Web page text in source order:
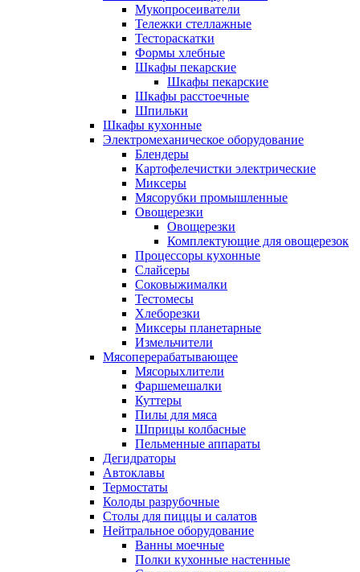
Мукопросеиватели
Тележки стеллажные
Тестораскатки
Формы хлебные
Шкафы пекарские
Шкафы пекарские
Шкафы расстоечные
Шпильки
Шкафы кухонные
Электромеханическое оборудование
Блендеры
Картофелечистки электрические
Миксеры
Мясорубки промышленные
Овощерезки
Овощерезки
Комплектующие для овощерезок
Процессоры кухонные
Слайсеры
Соковыжималки
Тестомесы
Хлеборезки
Миксеры планетарные
Измельчители
Мясоперерабатывающее
Мясорыхлители
Фаршемешалки
Куттеры
Пилы для мяса
Шприцы колбасные
Пельменные аппараты
Дегидраторы
Автоклавы
Термостаты
Колоды разрубочные
Столы для пиццы и салатов
Нейтральное оборудование
Ванны моечные
Полки кухонные настенные